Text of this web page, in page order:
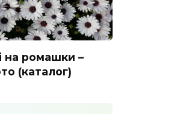
на ромашки –
(каталог)